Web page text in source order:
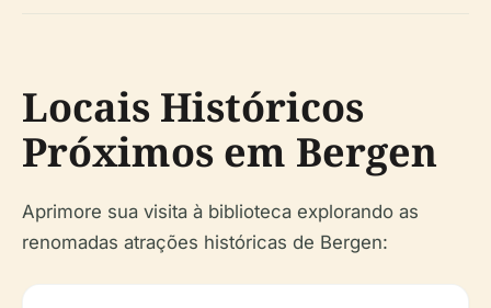
Locais Históricos
Próximos em Bergen
Aprimore sua visita à biblioteca explorando as
renomadas atrações históricas de Bergen: